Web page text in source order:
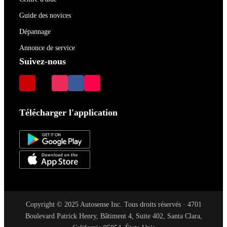
Guide des novices
Dépannage
Annonce de service
Suivez-nous
Télécharger l'application
Copyright © 2025 Autosense Inc. Tous droits réservés · 4701
Boulevard Patrick Henry, Bâtiment 4, Suite 402, Santa Clara,